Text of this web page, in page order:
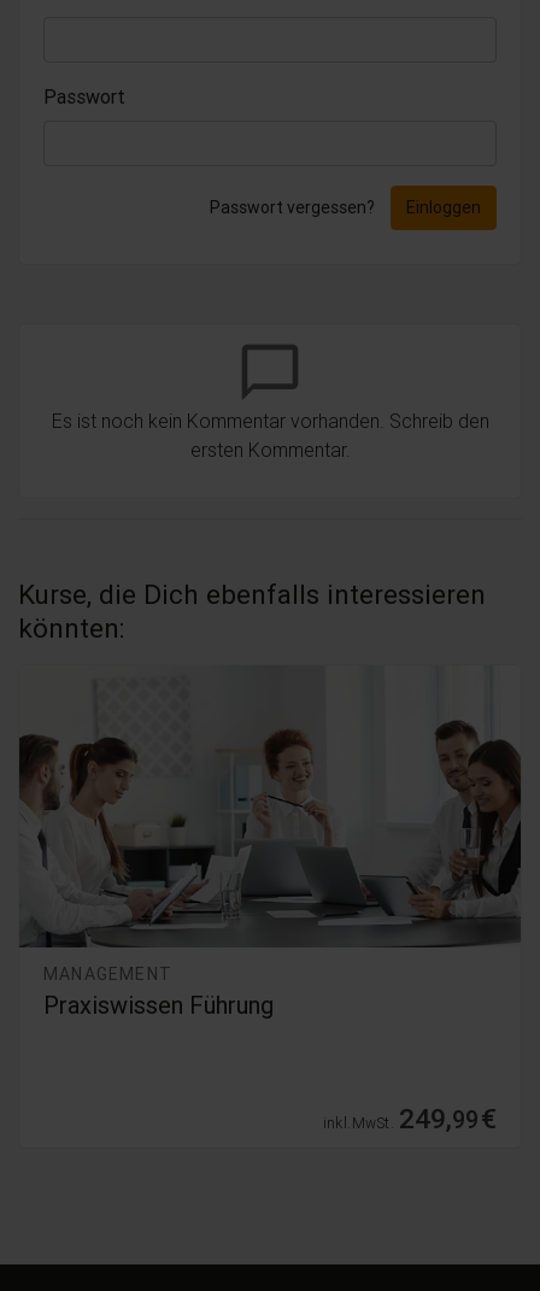
Passwort
Passwort vergessen? Einloggen
chat_bubble_outline
Es ist noch kein Kommentar vorhanden. Schreib den
ersten Kommentar.
Kurse, die Dich ebenfalls interessieren
könnten:
MANAGEMENT
Praxiswissen Führung
inkl. MwSt. 249,99€